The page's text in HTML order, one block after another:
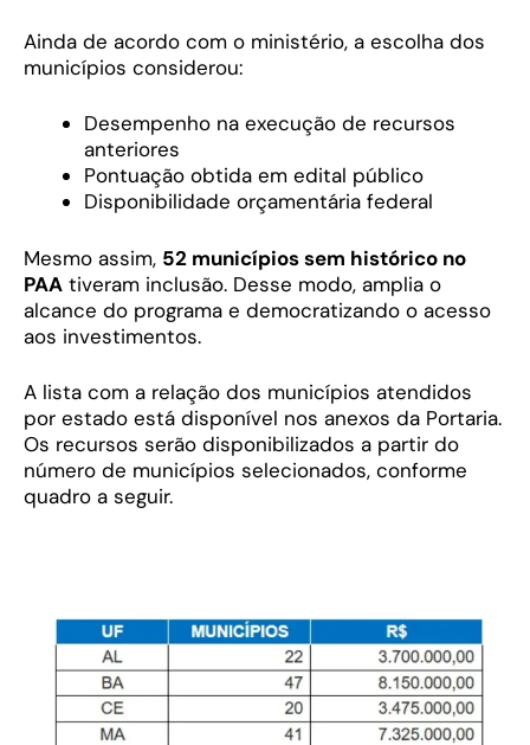
Ainda de acordo com o ministério, a escolha dos
municípios considerou:
Desempenho na execução de recursos
anteriores
Pontuação obtida em edital público
Disponibilidade orçamentária federal
Mesmo assim, 52 municípios sem histórico no
PAA tiveram inclusão. Desse modo, amplia o
alcance do programa e democratizando o acesso
aos investimentos.
A lista com a relação dos municípios atendidos
por estado está disponível nos anexos da Portaria.
Os recursos serão disponibilizados a partir do
número de municípios selecionados, conforme
quadro a seguir.